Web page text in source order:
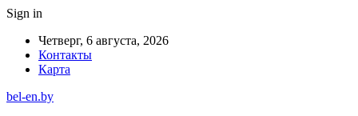
Sign in
Четверг, 6 августа, 2026
Контакты
Карта
bel-en.by